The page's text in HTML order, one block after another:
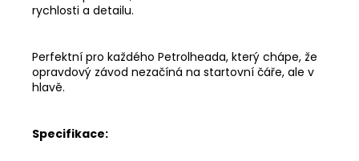
rychlosti a detailu.
Perfektní pro každého Petrolheada, který chápe, že
opravdový závod nezačíná na startovní čáře, ale v
hlavě.
Specifikace: